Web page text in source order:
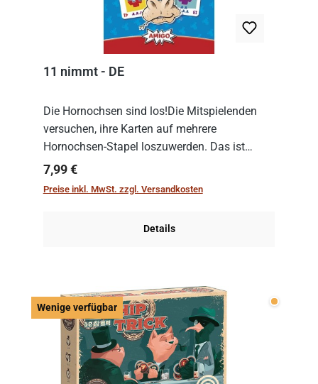
11 nimmt - DE
Die Hornochsen sind los!Die Mitspielenden
versuchen, ihre Karten auf mehrere
Hornochsen-Stapel loszuwerden. Das ist
kniffliger als gedacht, denn die Differenz
zwischen ausgespielter Karte und der
Regulärer Preis:
7,99 €
Preise inkl. MwSt. zzgl. Versandkosten
Details
Wenige verfügbar Wenige